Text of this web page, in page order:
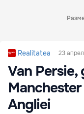
Realitatea 23
Van Persie,
Angliei